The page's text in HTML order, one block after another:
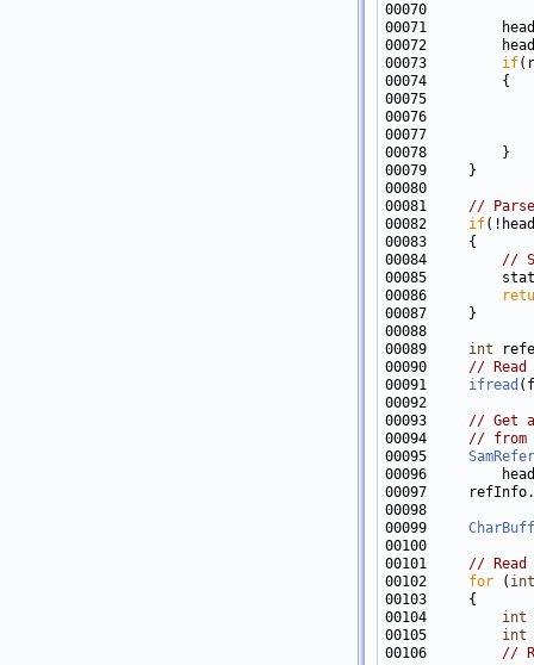
00070
00073 if
00075
00076
00077
00081 //
00082 if
00084 //
00085
00086
00089 int
00090 // Read
00091 ifread
00093 // Get
00094 // from
00095
00097     refInfo.
00099
00101 // Read
00102 for ( int
00104 int
00105 int
00106 //